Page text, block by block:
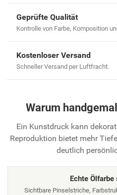
Geprüfte Qualität
Kontrolle von Farbe, Komposition
Kostenloser Versand
Schneller Versand per Luftfracht.
Warum
Ein Kunstdruck kann
Reproduktion bietet mehr
deutlich
Echte
Sichtbare Pinselstriche,